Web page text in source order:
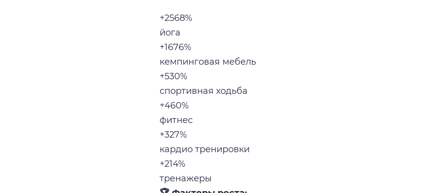
+2568%
йога
+1676%
кемпинговая мебель
+530%
спортивная ходьба
+460%
фитнес
+327%
кардио тренировки
+214%
тренажеры